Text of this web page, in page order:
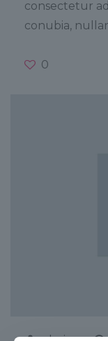
consectetur
conubia,
0